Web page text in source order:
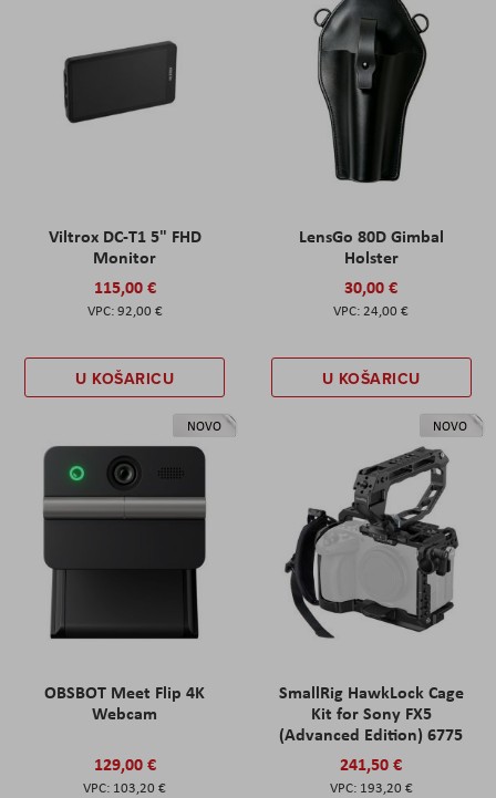
Viltrox DC-T1 5" FHD
Monitor
115,00 €
92,00 €
U KOŠARICU
LensGo 80D Gimbal
Holster
30,00 €
24,00 €
U KOŠARICU
NOVO
OBSBOT Meet Flip 4K
Webcam
129,00 €
103,20 €
NOVO
SmallRig HawkLock Cage
Kit for Sony FX5
(Advanced Edition) 6775
241,50 €
193,20 €